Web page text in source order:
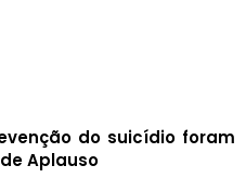
do suicídio foram
Aplauso